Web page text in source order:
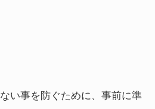
い事を防ぐために、事前に準